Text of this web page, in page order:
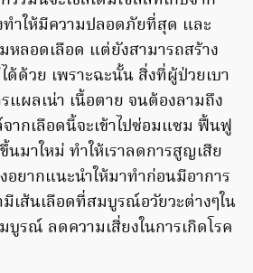
ทำให้มีความปลอดภัยที่สุด และ
หลอดเลือด แต่ยังสามารถสร้าง
ด้ด้วย เพราะฉะนั้น สิ่งที่ผู้ป่วยเบา
แผลเน่า เนื้อตาย จนต้องลามถึง
ากเลือดนี้จะเข้าไปซ่อมแซม ฟื้นฟู
นมาใหม่ ทำให้เราลดการสูญเสีย
อยากแนะนำให้มาทำก่อนมีอาการ
มีเส้นเลือดที่สมบูรณ์อวัยวะต่างๆใน
บูรณ์ ลดความเสี่ยงในการเกิดโรค